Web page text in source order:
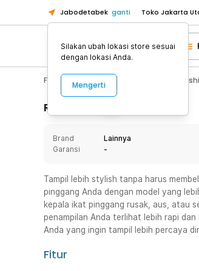
Jabodetabek ganti Toko Jakarta
Toko Tangerang
Toko Cikupa
Pick n Go
Pick n Go Bekasi
Toko Tangerang
Toko Cikupa
Pick n Go
Pick n Go Bekasi
Fashion, Make Up & Beauty Care
Rincian Produk
Brand
Lainnya
Garansi
-
Tampil lebih stylish tanpa harus
pinggang Anda dengan model yang
kepala ikat pinggang rusak, aus, atau
penampilan Anda terlihat lebih rapi
Anda yang ingin tampil lebih percaya
Fitur
Silakan ubah lokasi store sesuai
dengan lokasi Anda.
Mengerti